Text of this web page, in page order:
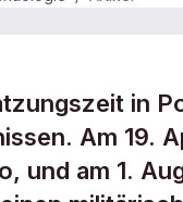
& ARCHÄOLOGIE
in
Am 19.
und am 1.